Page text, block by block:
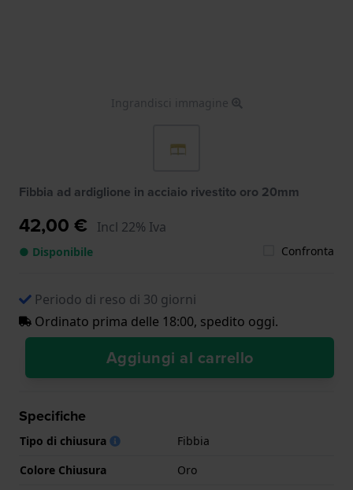
Ingrandisci immagine
Fibbia ad ardiglione in acciaio rivestito oro 20mm
42,00 € Incl 22% Iva
● Disponibile Confronta
Periodo di reso di 30 giorni
Ordinato prima delle 18:00, spedito oggi.
Aggiungi al carrello
Specifiche
Tipo di chiusura
Fibbia
Colore Chiusura
Oro